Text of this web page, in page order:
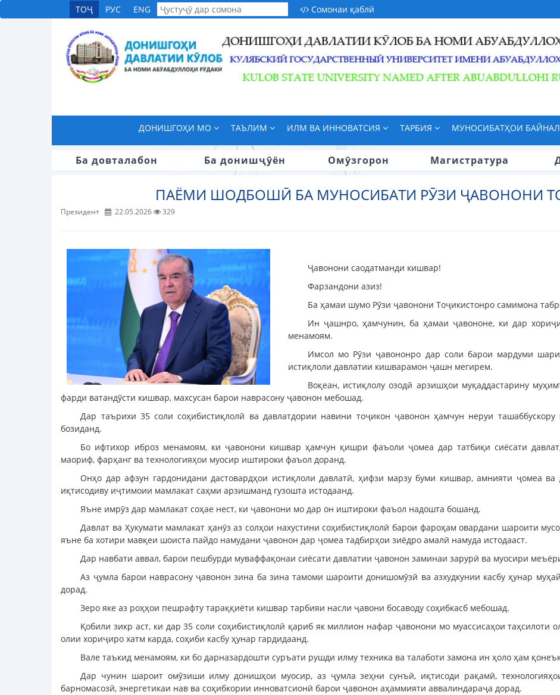
ТОҶ РУС ENG Сомонаи қаблӣ
ДОНИШГОҲИ МО ТАЪЛИМ ИЛМ ВА ИННОВАТСИЯ ТАРБИЯ МУНОСИБАТҲОИ
Ба довталабон Ба донишҷӯён Омӯзгорон Магистратура
ПАЁМИ ШОДБОШӢ БА МУНОСИБАТИ РӮЗИ ҶАВОНОНИ
Президент 22.05.2026 329
Ҷавонони саодатманди кишвар!
Фарзандони азиз!
Ба ҳамаи шумо Рӯзи ҷавонони Тоҷикистонро самимона
Ин ҷашнро, ҳамчунин, ба ҳамаи ҷавононе, ки дар
менамоям.
Имсол мо Рӯзи ҷавононро дар соли барои мардуми
истиқлоли давлатии кишварамон ҷашн мегирем.
Воқеан, истиқлолу озодӣ арзишҳои муқаддастарину
фарди ватандӯсти кишвар, махсусан барои наврасону ҷавонон мебошад.
Дар таърихи 35 соли соҳибистиқлолӣ ва давлатдории навини тоҷикон ҷавонон ҳамчун неруи
бозиданд.
Бо ифтихор иброз менамоям, ки ҷавонони кишвар ҳамчун қишри фаъоли ҷомеа дар татбиқи сиёсати
маориф, фарҳанг ва технологияҳои муосир иштироки фаъол доранд.
Онҳо дар афзун гардонидани дастовардҳои истиқлоли давлатӣ, ҳифзи марзу буми кишвар, амнияти ҷомеа ва
иқтисодиву иҷтимоии мамлакат саҳми арзишманд гузошта истодаанд.
Яъне имрӯз дар мамлакат соҳае нест, ки ҷавонони мо дар он иштироки фаъол надошта бошанд.
Давлат ва Ҳукумати мамлакат ҳанӯз аз солҳои нахустини соҳибистиқлолӣ барои фароҳам овардани шароити
яъне ба хотири мавқеи шоиста пайдо намудани ҷавонон дар ҷомеа тадбирҳои зиёдро амалӣ намуда истодааст.
Дар навбати аввал, барои пешбурди муваффақонаи сиёсати давлатии ҷавонон заминаи зарурӣ ва муосири
Аз ҷумла барои наврасону ҷавонон зина ба зина тамоми шароити донишомӯзӣ ва азхудкунии касбу ҳунар
дорад.
Зеро яке аз роҳҳои пешрафту тараққиёти кишвар тарбияи насли ҷавони босаводу соҳибкасб мебошад.
Қобили зикр аст, ки дар 35 соли соҳибистиқлолӣ қариб як миллион нафар ҷавонони мо муассисаҳои таҳсилоти
олии хориҷиро хатм карда, соҳиби касбу ҳунар гардидаанд.
Вале таъкид менамоям, ки бо дарназардошти суръати рушди илму техника ва талаботи замона ин ҳоло ҳам
Дар чунин шароит омӯзиши илму донишҳои муосир, аз ҷумла зеҳни сунъӣ, иқтисоди рақамӣ,
барномасозӣ, энергетикаи нав ва соҳибкории инноватсионӣ барои ҷавонон аҳаммияти аввалиндараҷа дорад.